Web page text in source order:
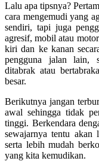
Lalu apa tipsnya?
cara mengemudi yang
sendiri, tapi juga
agresif, mobil atau
kiri dan ke kanan
pengguna jalan lain,
ditabrak atau
besar.
Berikutnya jangan
awal sehingga tidak
tinggi. Berkendara
sewajarnya tentu
serta lebih mudah
yang kita kemudikan.